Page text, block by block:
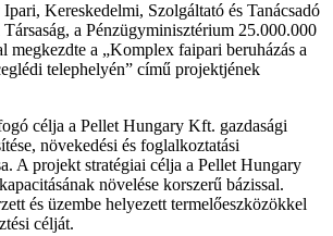
Kereskedelmi, Szolgáltató és Tanácsadó
a Pénzügyminisztérium 25.000.000
megkezdte a „Komplex faipari beruházás a
telephelyén” című projektjének
célja a Pellet Hungary Kft. gazdasági
növekedési és foglalkoztatási
A projekt stratégiai célja a Pellet Hungary
növelése korszerű bázissal.
és üzembe helyezett termelőeszközökkel
célját.